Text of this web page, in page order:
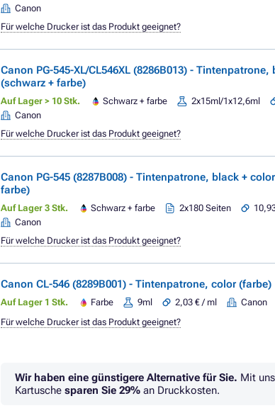
Canon
Für welche Drucker ist das Produkt geeignet?
Canon PG-545-XL/CL546XL (8286B013) -
(schwarz + farbe)
Auf Lager > 10 Stk. Schwarz + farbe 2x15ml/1x12,6ml
Canon
Für welche Drucker ist das Produkt geeignet?
Canon PG-545 (8287B008) - Tintenpatrone, black +
farbe)
Auf Lager 3 Stk. Schwarz + farbe 2x180 Seiten
Canon
Für welche Drucker ist das Produkt geeignet?
Canon CL-546 (8289B001) - Tintenpatrone, color (farbe)
Auf Lager 1 Stk. Farbe 9ml 2,03 € / ml Canon
Für welche Drucker ist das Produkt geeignet?
Wir haben eine günstigere Alternative für Sie. Mit
Kartusche sparen Sie 29% an Druckkosten.